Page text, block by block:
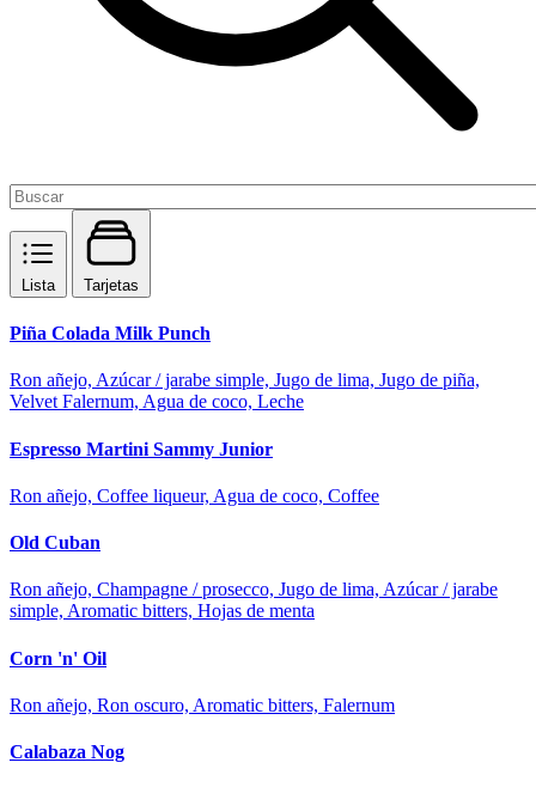
Lista Tarjetas
Piña Colada Milk Punch
Ron añejo, Azúcar / jarabe simple, Jugo de lima, Jugo de piña,
Velvet Falernum, Agua de coco, Leche
Espresso Martini Sammy Junior
Ron añejo, Coffee liqueur, Agua de coco, Coffee
Old Cuban
Ron añejo, Champagne / prosecco, Jugo de lima, Azúcar / jarabe
simple, Aromatic bitters, Hojas de menta
Corn 'n' Oil
Ron añejo, Ron oscuro, Aromatic bitters, Falernum
Calabaza Nog